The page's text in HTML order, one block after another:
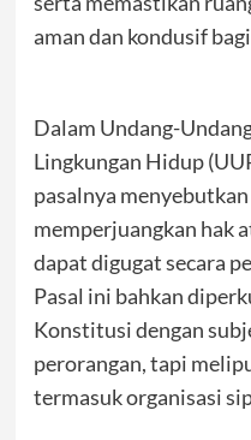
aman dan kondusif
Dalam Undang-
Lingkungan Hidup
pasalnya
memperjuangkan hak
dapat digugat secara
Pasal ini bahkan
Konstitusi dengan
perorangan, tapi
termasuk organisasi